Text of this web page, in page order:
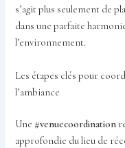
s’agit plus seulement de
dans une parfaite
l’environnement.
Les étapes clés pour
l’ambiance
Une #venuecoordination
approfondie du lieu de